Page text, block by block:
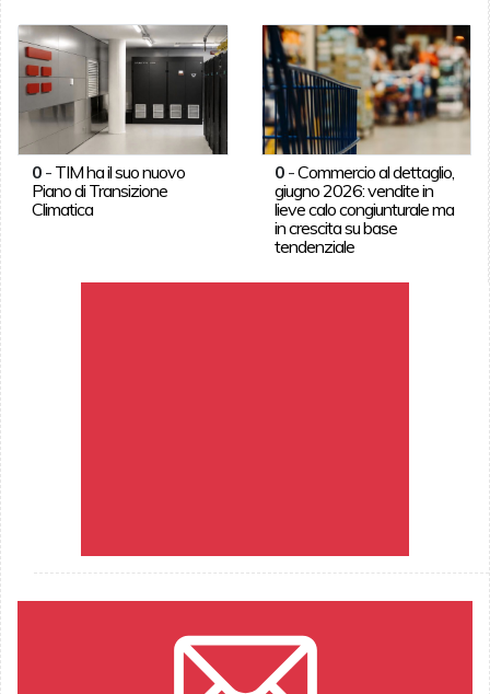
0- TIM ha il suo nuovo
Piano di Transizione
Climatica
0 -Commercio al dettaglio,
giugno 2026: vendite in
lieve calo congiunturale ma
in crescita su base
tendenziale